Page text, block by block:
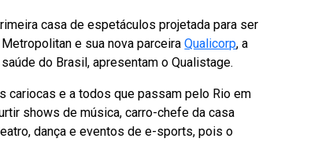
casa de espetáculos projetada para ser
e sua nova parceiraQualicorp, a
do Brasil, apresentam o Qualistage.
cariocas e a todos que passam pelo Rio em
shows de música, carro-chefe da casa
dança e eventos de e-sports, pois o